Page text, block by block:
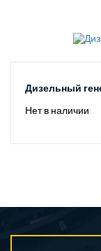
Дизельный
Нет в наличии